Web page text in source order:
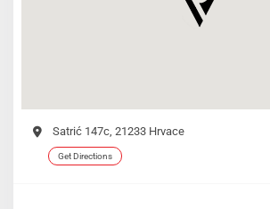
Satrić 147c, 21233 Hrvace
Get Directions